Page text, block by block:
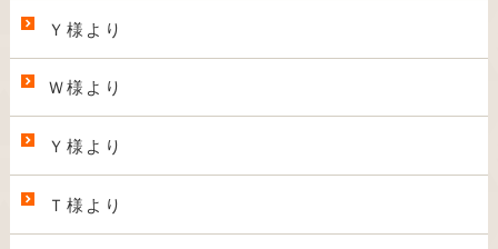
Ｙ様より
Ｗ様より
Ｙ様より
Ｔ様より